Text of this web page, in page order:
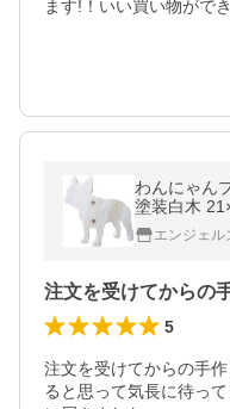
ます!！いい買い物がで
わんにゃん
塗装白木
き ひのき
エンジェル
5
注文を受けてからの手
ると思って気長に待っ